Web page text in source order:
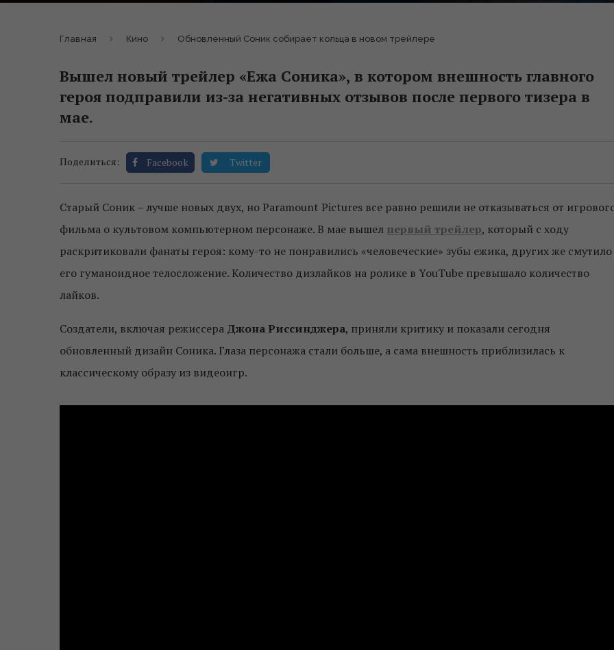
Главная Кино Обновленный Соник собирает кольца в новом трейлере
Вышел новый трейлер «Ежа Соника», в котором внешность главного
героя подправили из-за негативных отзывов после первого тизера в
мае.
Поделиться: Facebook Twitter
Старый Соник – лучше новых двух, но Paramount Pictures все равно решили не отказываться от
фильма о культовом компьютерном персонаже. В мае вышел первый трейлер, который с ходу
раскритиковали фанаты героя: кому-то не понравились «человеческие» зубы ежика, других же смутило
его гуманоидное телосложение. Количество дизлайков на ролике в YouTube превышало количество
лайков.
Создатели, включая режиссера Джона Риссинджера, приняли критику и показали сегодня
обновленный дизайн Соника. Глаза персонажа стали больше, а сама внешность приблизилась к
классическому образу из видеоигр.